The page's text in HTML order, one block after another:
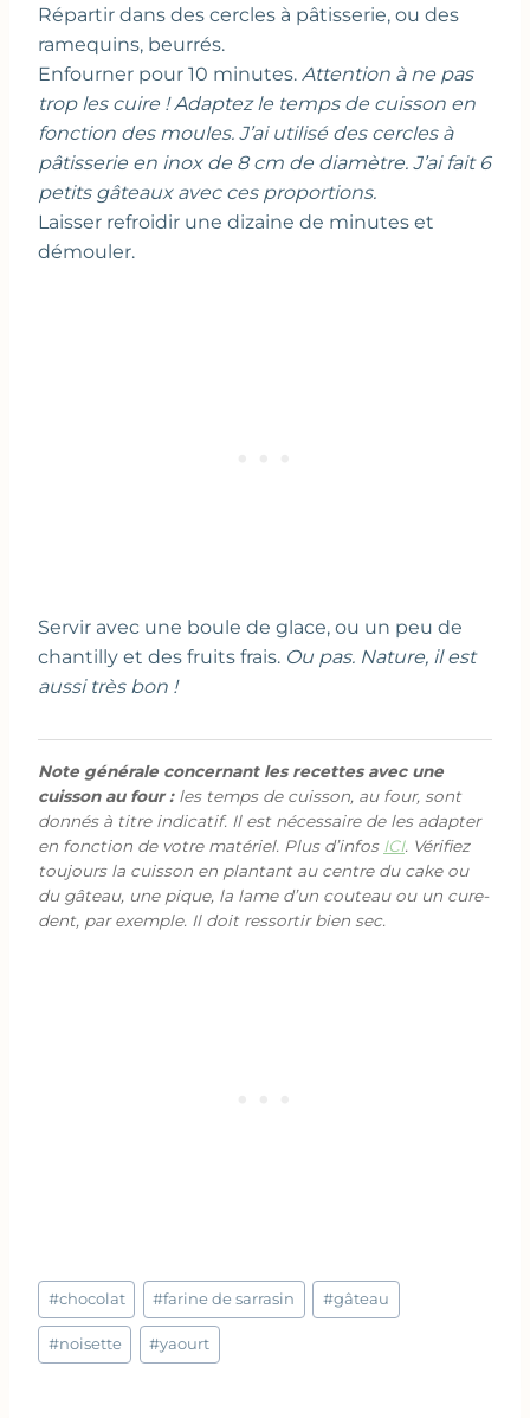
Répartir dans des cercles à pâtisserie, ou des
ramequins, beurrés.
Enfourner pour 10 minutes. Attention à ne pas
trop les cuire ! Adaptez le temps de cuisson en
fonction des moules. J’ai utilisé des cercles à
pâtisserie en inox de 8 cm de diamètre. J’ai fait 6
petits gâteaux avec ces proportions.
Laisser refroidir une dizaine de minutes et
démouler.
Servir avec une boule de glace, ou un peu de
chantilly et des fruits frais. Ou pas. Nature, il est
aussi très bon !
Note générale concernant les recettes avec une
cuisson au four :les temps de cuisson, au four, sont
donnés à titre indicatif. Il est nécessaire de les adapter
en fonction de votre matériel. Plus d’infos ICI. Vérifiez
toujours la cuisson en plantant au centre du cake ou
du gâteau, une pique, la lame d’un couteau ou un cure-
dent, par exemple. Il doit ressortir bien sec.
Étiquettes
de
la
#chocolat #farine de sarrasin #gâteau
#noisette #yaourt